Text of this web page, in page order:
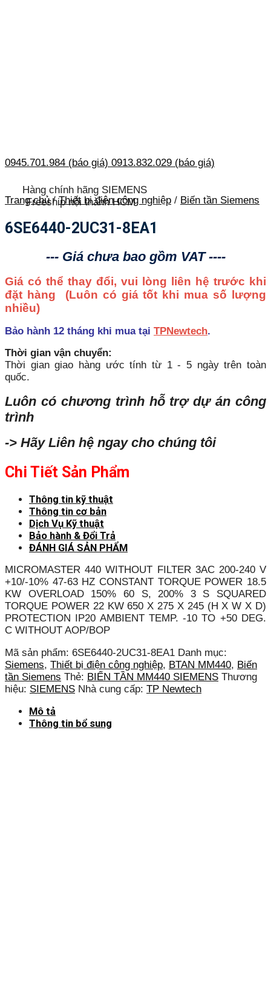
0945.701.984 (báo giá) 0913.832.029 (báo giá)
Hàng chính hãng SIEMENS
Freeship nội thành HCM
Trang chủ / Thiết bị điện công nghiệp / Biến tần Siemens
6SE6440-2UC31-8EA1
--- Giá chưa bao gồm VAT ----
Giá có thể thay đổi, vui lòng liên hệ trước khi
đặt hàng (Luôn có giá tốt khi mua số lượng
nhiều)
Bảo hành 12 tháng khi mua tại TPNewtech.
Thời gian vận chuyển:
Thời gian giao hàng ước tính từ 1 - 5 ngày trên toàn
quốc.
Luôn có chương trình hỗ trợ dự án công
trình
-> Hãy Liên hệ ngay cho chúng tôi
Chi Tiết Sản Phẩm
Thông tin kỹ thuật
Thông tin cơ bản
Dịch Vụ Kỹ thuật
Bảo hành & Đổi Trả
ĐÁNH GIÁ SẢN PHẨM
MICROMASTER 440 WITHOUT FILTER 3AC 200-240 V
+10/-10% 47-63 HZ CONSTANT TORQUE POWER 18.5
KW OVERLOAD 150% 60 S, 200% 3 S SQUARED
TORQUE POWER 22 KW 650 X 275 X 245 (H X W X D)
PROTECTION IP20 AMBIENT TEMP. -10 TO +50 DEG.
C WITHOUT AOP/BOP
Mã sản phẩm: 6SE6440-2UC31-8EA1 Danh mục:
Siemens, Thiết bị điện công nghiệp, BTAN MM440, Biến
tần Siemens Thẻ: BIẾN TẦN MM440 SIEMENS Thương
hiệu: SIEMENS Nhà cung cấp: TP Newtech
Mô tả
Thông tin bổ sung